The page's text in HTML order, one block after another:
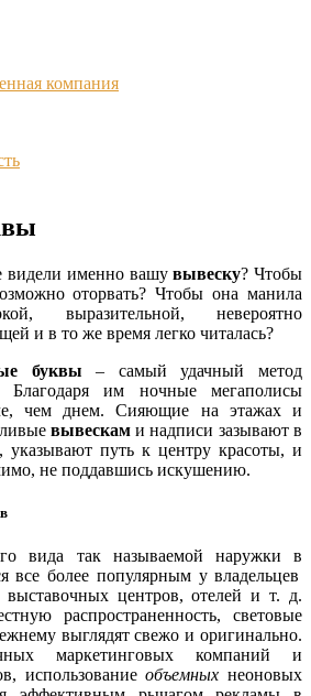
компания
видели именно вашувывеску? Чтобы
оторвать? Чтобы она манила
выразительной, невероятно
и в то же время легко читалась?
буквы – самый удачный метод
Благодаря им ночные мегаполисы
чем днем. Сияющие на этажах и
вывесками надписи зазывают в
указывают путь к центру красоты, и
не поддавшись искушению.
вида так называемой наружки в
все более популярным у владельцев
выставочных центров, отелей и т. д.
распространенность, световые
выглядят свежо и оригинально.
маркетинговых компаний и
использованиеобъемных неоновых